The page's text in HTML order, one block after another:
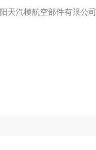
天汽模航空部件有限公